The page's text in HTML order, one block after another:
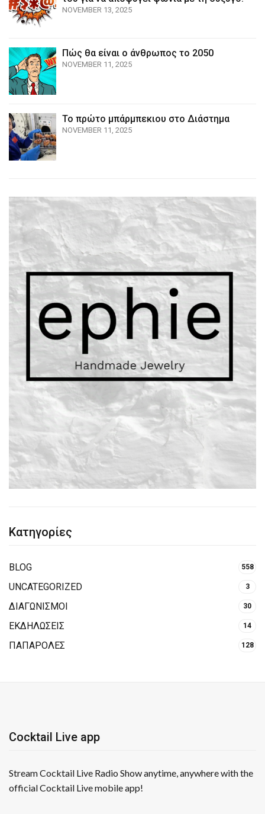
NOVEMBER 13, 2025
Πώς θα είναι ο άνθρωπος το 2050
NOVEMBER 11, 2025
Το πρώτο μπάρμπεκιου στο Διάστημα
NOVEMBER 11, 2025
Κατηγορίες
BLOG 558
UNCATEGORIZED 3
ΔΙΑΓΩΝΙΣΜΟΙ 30
ΕΚΔΗΛΩΣΕΙΣ 14
ΠΑΠΑΡΟΛΕΣ 128
Cocktail Live app
Stream Cocktail Live Radio Show anytime, anywhere with the
official Cocktail Live mobile app!